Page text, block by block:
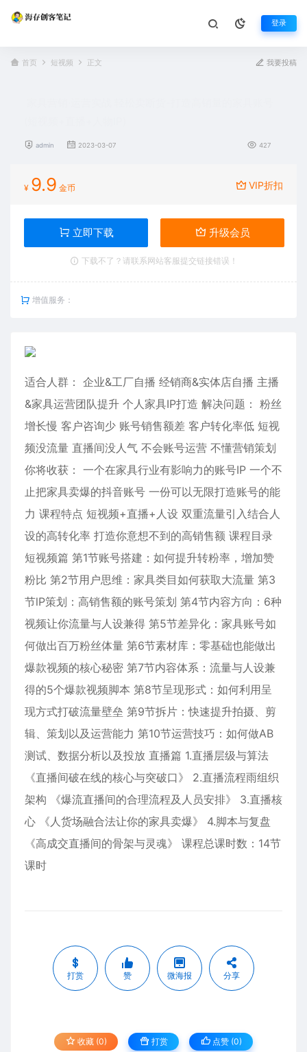
登录
首页 短视频 正文 我要投稿
admin 2023-03-07 427
¥ 9.9 金币 VIP折扣
立即下载 升级会员
下载不了？请联系网站客服提交链接错误！
增值服务：
适合人群： 企业&工厂自播 经销商&实体店自播 主播
&家具运营团队提升 个人家具IP打造 解决问题： 粉丝
增长慢 客户咨询少 账号销售额差 客户转化率低 短视
频没流量 直播间没人气 不会账号运营 不懂营销策划
你将收获： 一个在家具行业有影响力的账号IP 一个不
止把家具卖爆的抖音账号 一份可以无限打造账号的能
力 课程特点 短视频+直播+人设 双重流量引入结合人
设的高转化率 打造你意想不到的高销售额 课程目录
短视频篇 第1节账号搭建：如何提升转粉率，增加赞
粉比 第2节用户思维：家具类目如何获取大流量 第3
节lP策划：高销售额的账号策划 第4节内容方向：6种
视频让你流量与人设兼得 第5节差异化：家具账号如
何做出百万粉丝体量 第6节素材库：零基础也能做出
爆款视频的核心秘密 第7节内容体系：流量与人设兼
得的5个爆款视频脚本 第8节呈现形式：如何利用呈
现方式打破流量壁垒 第9节拆片：快速提升拍摄、剪
辑、策划以及运营能力 第10节运营技巧：如何做AB
测试、数据分析以及投放 直播篇 1.直播层级与算法
《直播间破在线的核心与突破口》 2.直播流程雨组织
架构 《爆流直播间的合理流程及人员安排》 3.直播核
心 《人货场融合法让你的家具卖爆》 4.脚本与复盘
《高成交直播间的骨架与灵魂》 课程总课时数：14节
课时
打赏 赞 微海报 分享
收藏 (0) 打赏 点赞 (0)